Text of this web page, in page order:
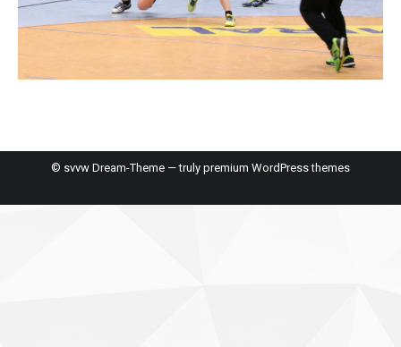
© svvw Dream-Theme — truly premium WordPress themes